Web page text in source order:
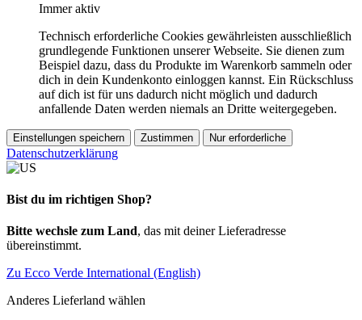
Immer aktiv
Technisch erforderliche Cookies gewährleisten ausschließlich
grundlegende Funktionen unserer Webseite. Sie dienen zum
Beispiel dazu, dass du Produkte im Warenkorb sammeln oder
dich in dein Kundenkonto einloggen kannst. Ein Rückschluss
auf dich ist für uns dadurch nicht möglich und dadurch
anfallende Daten werden niemals an Dritte weitergegeben.
Einstellungen speichern Zustimmen Nur erforderliche
Datenschutzerklärung
Bist du im richtigen Shop?
Bitte wechsle zum Land, das mit deiner Lieferadresse
übereinstimmt.
Zu Ecco Verde International (English)
Anderes Lieferland wählen